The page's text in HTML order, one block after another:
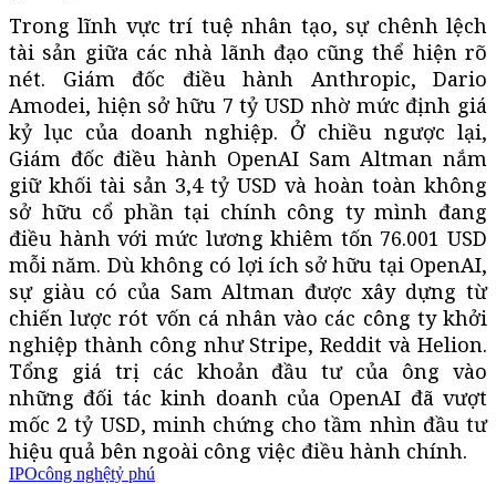
Trong lĩnh vực trí tuệ nhân tạo, sự chênh lệch
tài sản giữa các nhà lãnh đạo cũng thể hiện rõ
nét. Giám đốc điều hành Anthropic, Dario
Amodei, hiện sở hữu 7 tỷ USD nhờ mức định giá
kỷ lục của doanh nghiệp. Ở chiều ngược lại,
Giám đốc điều hành OpenAI Sam Altman nắm
giữ khối tài sản 3,4 tỷ USD và hoàn toàn không
sở hữu cổ phần tại chính công ty mình đang
điều hành với mức lương khiêm tốn 76.001 USD
mỗi năm. Dù không có lợi ích sở hữu tại OpenAI,
sự giàu có của Sam Altman được xây dựng từ
chiến lược rót vốn cá nhân vào các công ty khởi
nghiệp thành công như Stripe, Reddit và Helion.
Tổng giá trị các khoản đầu tư của ông vào
những đối tác kinh doanh của OpenAI đã vượt
mốc 2 tỷ USD, minh chứng cho tầm nhìn đầu tư
hiệu quả bên ngoài công việc điều hành chính.
IPOcông nghệtỷ phú